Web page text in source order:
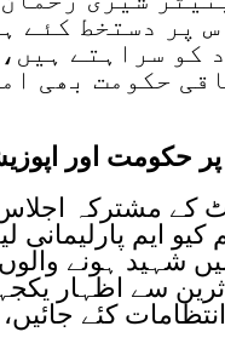
پر دستخط کئے
کو سراہتے
حکومت بھی
حکومت اور
کے مشترکہ
کیو ایم
شہید ہونے
سے اظہار
کئے